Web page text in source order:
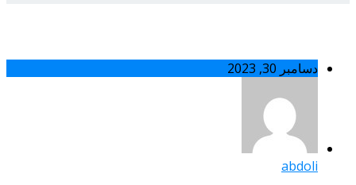
دسامبر 30, 2023
abdoli